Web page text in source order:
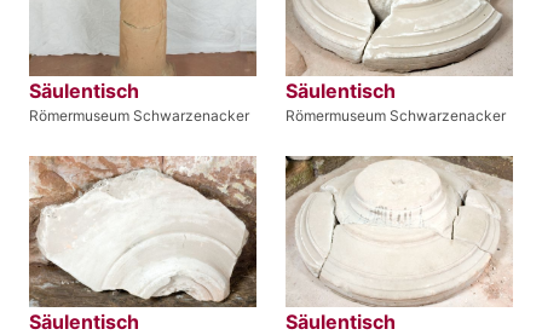
Säulentisch
Römermuseum Schwarzenacker
Säulentisch
Römermuseum Schwarzenacker
Säulentisch Säulentisch